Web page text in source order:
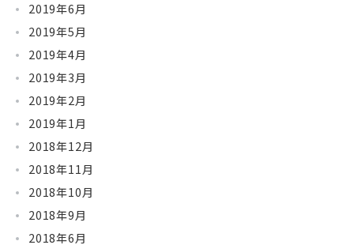
2019年6月
2019年5月
2019年4月
2019年3月
2019年2月
2019年1月
2018年12月
2018年11月
2018年10月
2018年9月
2018年6月